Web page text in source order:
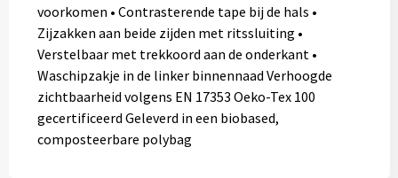
voorkomen • Contrasterende tape bij de hals •
Zijzakken aan beide zijden met ritssluiting •
Verstelbaar met trekkoord aan de onderkant •
Waschipzakje in de linker binnennaad Verhoogde
zichtbaarheid volgens EN 17353 Oeko-Tex 100
gecertificeerd Geleverd in een biobased,
composteerbare polybag